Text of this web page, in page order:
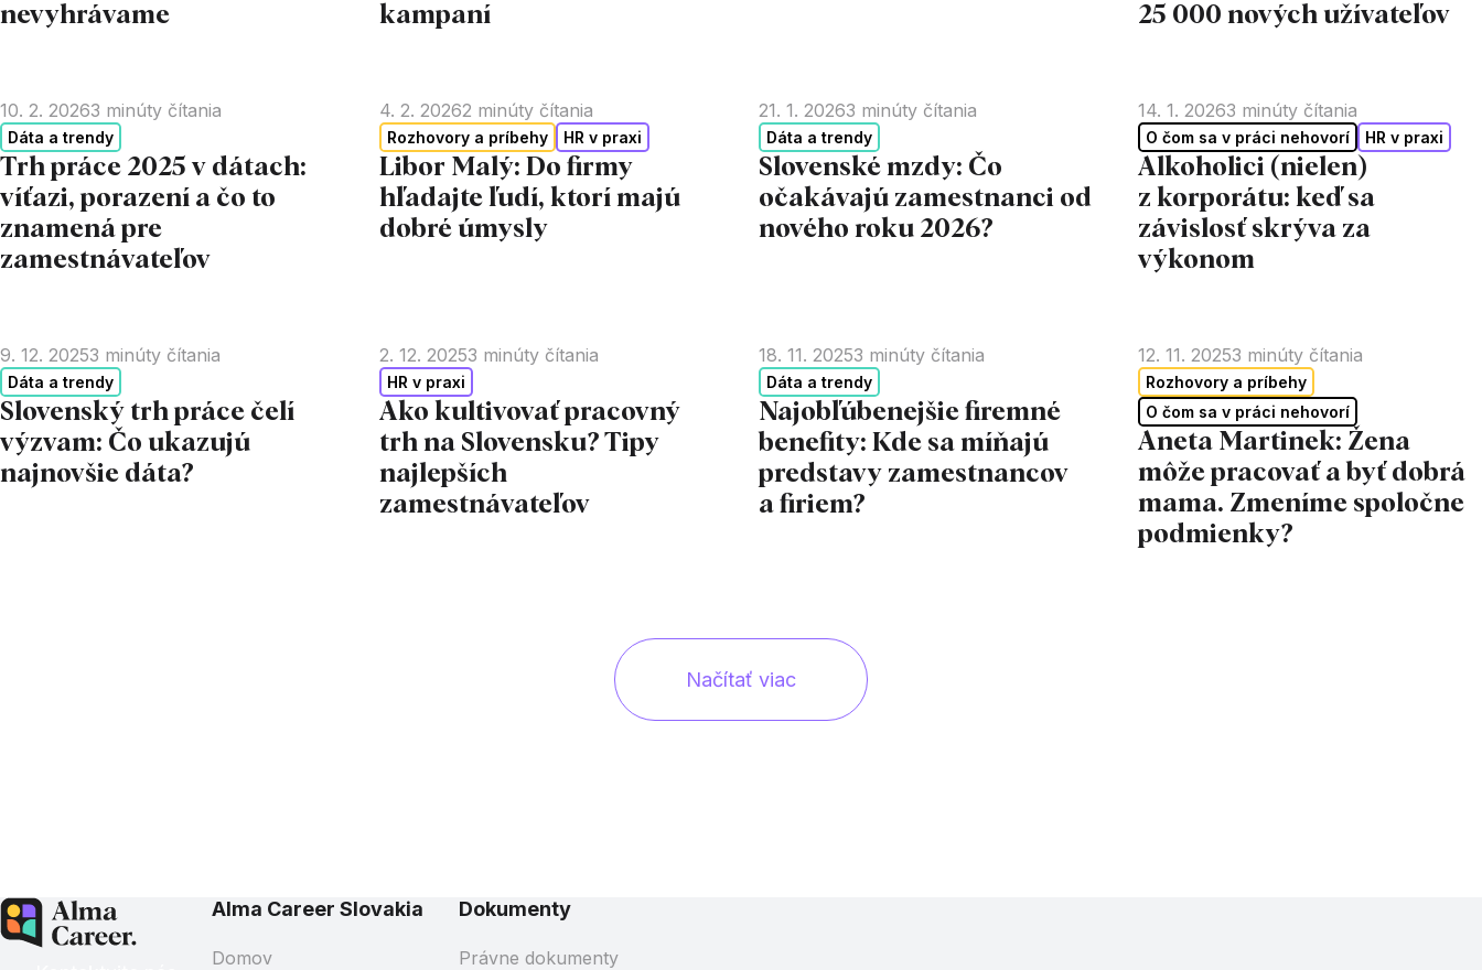
nevyhrávame
kampaní
25 000 nových užívateľov
10. 2. 20263 minúty čítania
Dáta a trendy
Trh práce 2025 v dátach:
víťazi, porazení a čo to
znamená pre
zamestnávateľov
4. 2. 20262 minúty čítania
Rozhovory a príbehy HR v praxi
Libor Malý: Do firmy
hľadajte ľudí, ktorí majú
dobré úmysly
21. 1. 20263 minúty čítania
Dáta a trendy
Slovenské mzdy: Čo
očakávajú zamestnanci od
nového roku 2026?
14. 1. 20263 minúty čítania
O čom sa v práci nehovorí HR v praxi
Alkoholici (nielen)
z korporátu: keď sa
závislosť skrýva za
výkonom
9. 12. 20253 minúty čítania
Dáta a trendy
Slovenský trh práce čelí
výzvam: Čo ukazujú
najnovšie dáta?
2. 12. 20253 minúty čítania
HR v praxi
Ako kultivovať pracovný
trh na Slovensku? Tipy
najlepších
zamestnávateľov
18. 11. 20253 minúty čítania
Dáta a trendy
Najobľúbenejšie firemné
benefity: Kde sa míňajú
predstavy zamestnancov
a firiem?
12. 11. 20253 minúty čítania
Rozhovory a príbehy
O čom sa v práci nehovorí
Aneta Martinek: Žena
môže pracovať a byť dobrá
mama. Zmeníme spoločne
podmienky?
Načítať viac
Alma Career Slovakia
Domov
Dokumenty
Právne dokumenty